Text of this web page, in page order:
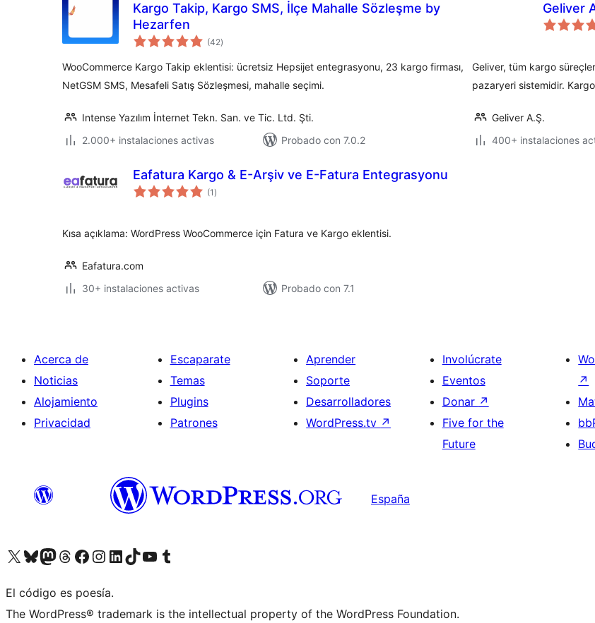
Kargo Takip, Kargo SMS, İlçe Mahalle Sözleşme by
Hezarfen
(42valoraciones
en
)
WooCommerce Kargo Takip eklentisi: ücretsiz Hepsijet entegrasyonu, 23 kargo firması,
NetGSM SMS, Mesafeli Satış Sözleşmesi, mahalle seçimi.
Intense Yazılım İnternet Tekn. San. ve Tic. Ltd. Şti.
2.000+ instalaciones activas
Probado con 7.0.2
Geliver
Geliver, tüm kargo
pazaryeri sistemidir.
Geliver A.Ş.
400+ instalaciones
Eafatura Kargo & E-Arşiv ve E-Fatura Entegrasyonu
(1 valoraciones
en
)
Kısa açıklama: WordPress WooCommerce için Fatura ve Kargo eklentisi.
Eafatura.com
30+ instalaciones activas
Probado con 7.1
Acerca de
Noticias
Alojamiento
Privacidad
Escaparate
Temas
Plugins
Patrones
Aprender
Soporte
Desarrolladores
WordPress.tv ↗
Involúcrate
Eventos
Donar ↗
Five for the
Future
↗
España
Visita nuestra cuenta de X (anteriormente Twitter)
Visita nuestra cuenta de Bluesky
Visita nuestra cuenta de Mastodon
Visita nuestra cuenta de Threads
Visita nuestra página de Facebook
Visita nuestra cuenta de Instagram
Visita nuestra cuenta de LinkedIn
Visita nuestra cuenta de TikTok
Visita nuestro canal de YouTube
Visita nuestra cuenta de Tumblr
El código es poesía.
The WordPress® trademark is the intellectual property of the WordPress Foundation.